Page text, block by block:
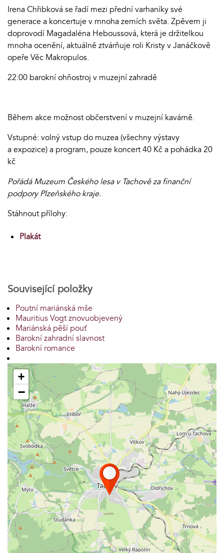
Irena Chřibková se řadí mezi přední varhaníky své
generace a koncertuje v mnoha zemích světa. Zpěvem ji
doprovodí Magadaléna Heboussová, která je držitelkou
mnoha ocenění, aktuálně ztvárňuje roli Kristy v Janáčkově
opeře Věc Makropulos.
22:00 barokní ohňostroj v muzejní zahradě
Během akce možnost občerstvení v muzejní kavárně.
Vstupné: volný vstup do muzea (všechny výstavy
a expozice) a program, pouze koncert 40 Kč a pohádka 20
kč
Pořádá Muzeum Českého lesa v Tachově za finanční
podpory Plzeňského kraje.
Stáhnout přílohy:
Plakát
Související položky
Poutní mariánská mše
Mauritius Vogt znovuobjevený
Mariánská pěší pouť
Barokní zahradní slavnost
Barokní romance
+
−